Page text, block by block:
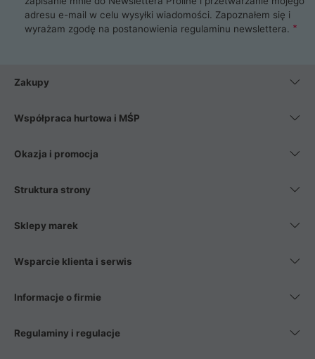
najlepszy zasilacz komputerowy oraz obudowę do komputera.
Poza komputerami mamy również najlepsze na rynku
Smartfony takich producentów jak Xiaomi, Apple, Samsung i
wentylatory. Na koniec mając już to wszystko, możesz
adresu e-mail w celu wysyłki wiadomości. Zapoznałem się i
wyrażam zgodę na postanowienia regulaminu newslettera.
Zakupy
Współpraca hurtowa i MŚP
Okazja i promocja
Struktura strony
Sklepy marek
Wsparcie klienta i serwis
Informacje o firmie
Regulaminy i regulacje